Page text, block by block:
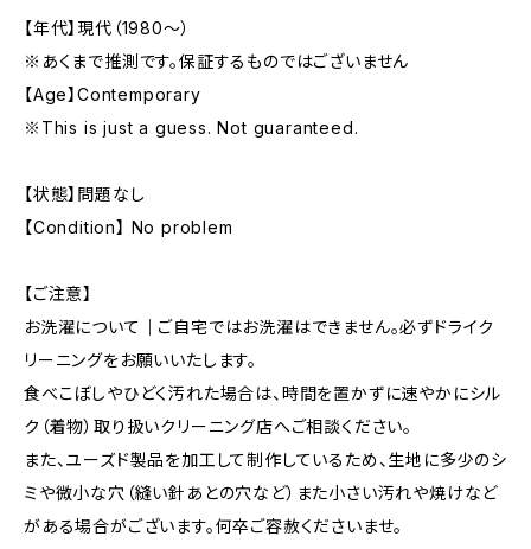
【年代】現代（1980〜）
※あくまで推測です。保証するものではございません
【Age】Contemporary
※This is just a guess. Not guaranteed.
【状態】問題なし
【Condition】 No problem
【ご注意】
お洗濯について｜ご自宅ではお洗濯はできません。必ずドライク
リーニングをお願いいたします。
食べこぼしやひどく汚れた場合は、時間を置かずに速やかにシル
ク（着物）取り扱いクリーニング店へご相談ください。
また、ユーズド製品を加工して制作しているため、生地に多少のシ
ミや微小な穴（縫い針あとの穴など）また小さい汚れや焼けなど
がある場合がございます。何卒ご容赦くださいませ。